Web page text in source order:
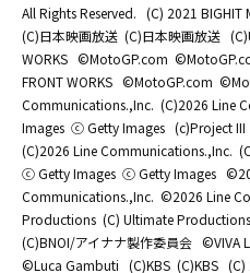
All Rights Reserved. (C) 2021 BIGHIT
(C)日本映画放送 (C)日本映画放送
WORKS ©MotoGP.com
FRONT WORKS ©MotoGP.com
Communications.,Inc. (C)2026 Line
Images ⓒ Getty Images (c)Project III
(C)2026 Line Communications.,Inc.
ⓒ Getty Images ⓒ Getty Images
Communications.,Inc. ©2026 Line
Productions (C) Ultimate Productions
(C)BNOI/アイナナ製作委員会 ©️VIVA
©Luca Gambuti (C)KBS (C)KBS (C)